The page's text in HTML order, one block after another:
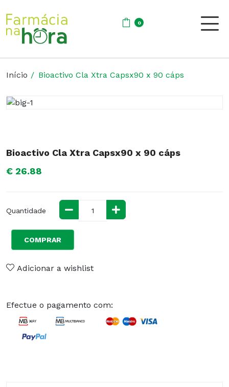
0
Início Bioactivo Cla Xtra Capsx90 x 90 cáps
Bioactivo Cla Xtra Capsx90 x 90 cáps
€ 26.88
Quantidade
COMPRAR
Adicionar a wishlist
Efectue o pagamento com: